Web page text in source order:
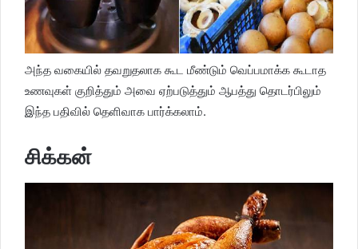
அந்த வகையில் தவறுதலாக கூட மீண்டும் வெப்பமாக்க கூடாத
உணவுகள் குறித்தும் அவை ஏற்படுத்தும் ஆபத்து தொடர்பிலும்
இந்த பதிவில் தெளிவாக பார்க்கலாம்.
சிக்கன்